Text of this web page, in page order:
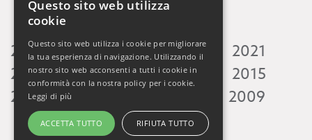
2026 2025 2024 2023 2022
2021
2020 2019 2018 2017 2016
2015
2014 2013 2009
Questo sito web utilizza
cookie
Questo sito web utilizza i cookie per migliorare
la tua esperienza di navigazione. Utilizzando il
nostro sito web acconsenti a tutti i cookie in
conformità con la nostra policy per i cookie.
Leggi di più
ACCETTA TUTTO RIFIUTA TUTTO